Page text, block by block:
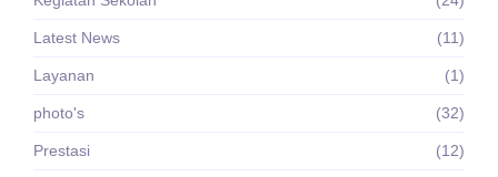
Latest News (11)
Layanan (1)
photo's (32)
Prestasi (12)